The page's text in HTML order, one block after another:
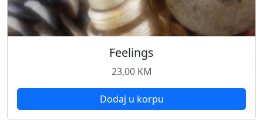
Feelings
23,00 KM
Dodaj u korpu